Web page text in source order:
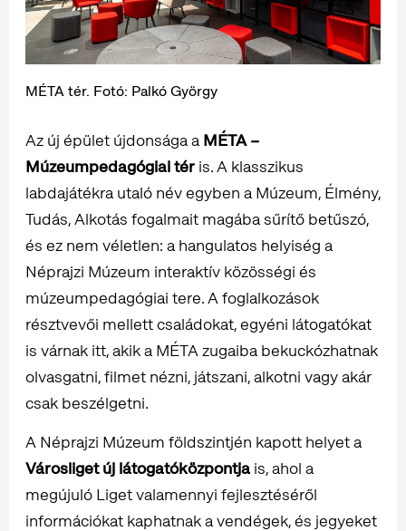
MÉTA tér. Fotó: Palkó György
Az új épület újdonsága aMÉTA –
Múzeumpedagógiai tér is. A klasszikus
labdajátékra utaló név egyben a Múzeum, Élmény,
Tudás, Alkotás fogalmait magába sűrítő betűszó,
és ez nem véletlen: a hangulatos helyiség a
Néprajzi Múzeum interaktív közösségi és
múzeumpedagógiai tere. A foglalkozások
résztvevői mellett családokat, egyéni látogatókat
is várnak itt, akik a MÉTA zugaiba bekuckózhatnak
olvasgatni, filmet nézni, játszani, alkotni vagy akár
csak beszélgetni.
A Néprajzi Múzeum földszintjén kapott helyet a
Városliget új látogatóközpontja is, ahol a
megújuló Liget valamennyi fejlesztéséről
információkat kaphatnak a vendégek, és jegyeket